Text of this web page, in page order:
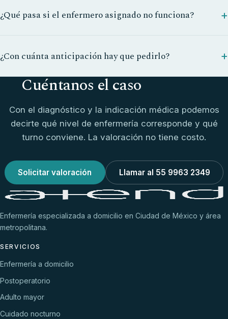
¿Qué pasa si el enfermero asignado no funciona?
¿Con cuánta anticipación hay que pedirlo?
Cuéntanos el caso
Con el diagnóstico y la indicación médica podemos
decirte qué nivel de enfermería corresponde y qué
turno conviene. La valoración no tiene costo.
Solicitar valoración Llamar al 55 9963 2349
Enfermería especializada a domicilio en Ciudad de México y área
metropolitana.
SERVICIOS
Enfermería a domicilio
Postoperatorio
Adulto mayor
Cuidado nocturno